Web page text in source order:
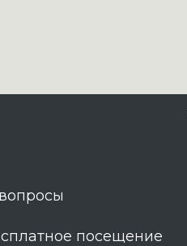
посещение